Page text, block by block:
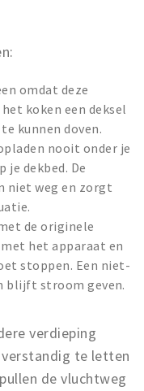
omdat deze
koken een deksel
kunnen doven.
nooit onder je
je dekbed. De
niet weg en zorgt
de originele
het apparaat en
stoppen. Een niet-
blijft stroom geven.
verdieping
te letten
de vluchtweg